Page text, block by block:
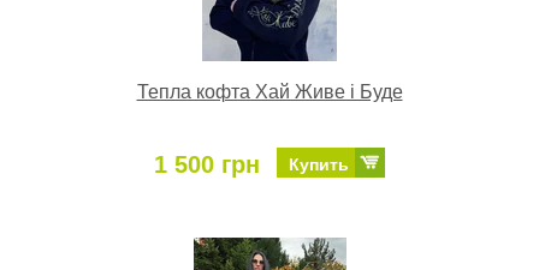
Тепла кофта Хай Живе і Буде
1 500 грн Купить